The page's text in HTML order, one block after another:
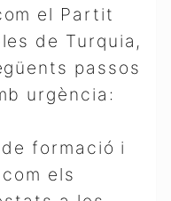
el Partit
de Turquia,
passos
urgència:
formació i
els